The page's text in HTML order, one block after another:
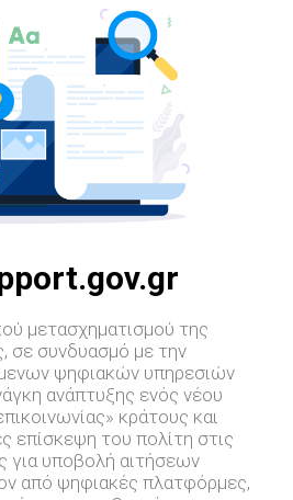
μετασχηματισμού της
σε συνδυασμό με την
ψηφιακών υπηρεσιών
ανάπτυξης ενός νέου
κράτους και
επίσκεψη του πολίτη στις
για υποβολή αιτήσεων
από ψηφιακές πλατφόρμες,